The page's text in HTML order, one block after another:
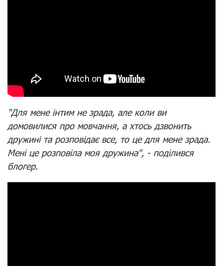
"Для мене інтим не зрада, але коли ви
домовилися про мовчання, а хтось дзвонить
дружині та розповідає все, то це для мене зрада.
Мені це розповіла моя дружина", - поділився
блогер.